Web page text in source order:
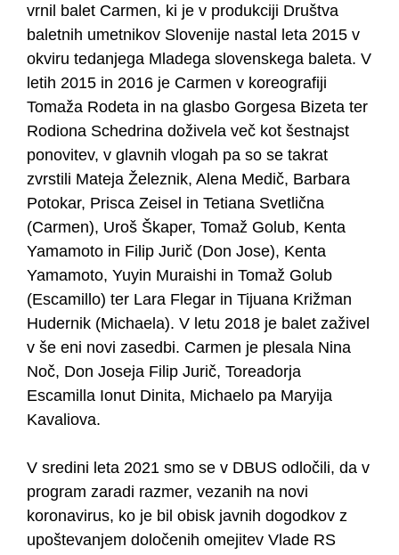
vrnil balet Carmen, ki je v produkciji Društva
baletnih umetnikov Slovenije nastal leta 2015 v
okviru tedanjega Mladega slovenskega baleta. V
letih 2015 in 2016 je Carmen v koreografiji
Tomaža Rodeta in na glasbo Gorgesa Bizeta ter
Rodiona Schedrina doživela več kot šestnajst
ponovitev, v glavnih vlogah pa so se takrat
zvrstili Mateja Železnik, Alena Medič, Barbara
Potokar, Prisca Zeisel in Tetiana Svetlična
(Carmen), Uroš Škaper, Tomaž Golub, Kenta
Yamamoto in Filip Jurič (Don Jose), Kenta
Yamamoto, Yuyin Muraishi in Tomaž Golub
(Escamillo) ter Lara Flegar in Tijuana Križman
Hudernik (Michaela). V letu 2018 je balet zaživel
v še eni novi zasedbi. Carmen je plesala Nina
Noč, Don Joseja Filip Jurič, Toreadorja
Escamilla Ionut Dinita, Michaelo pa Maryija
Kavaliova.
V sredini leta 2021 smo se v DBUS odločili, da v
program zaradi razmer, vezanih na novi
koronavirus, ko je bil obisk javnih dogodkov z
upoštevanjem določenih omejitev Vlade RS